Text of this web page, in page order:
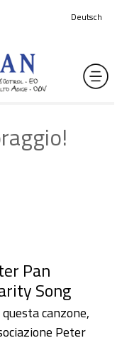
Deutsch
Pan
Song
questa canzone,
Peter